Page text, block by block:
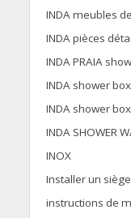
INDA meubles
INDA pièces
INDA PRAIA
INDA shower
INDA shower
INDA SHOWER
INOX
Installer un
instructions de